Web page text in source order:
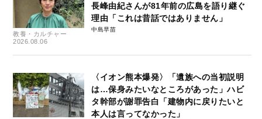
教養・カルチャー
2026.08.06
長峰由紀さんが81年前の広島を語り継ぐ
理由「これは昔話ではありません」
中島早苗
〈イオン熊本爆発〉「遺族への当初説明
は…保身みたいなところがあった」ハビ
タ幹部が謝罪告白「建物内に戻りたいと
本人は言ってなかった」